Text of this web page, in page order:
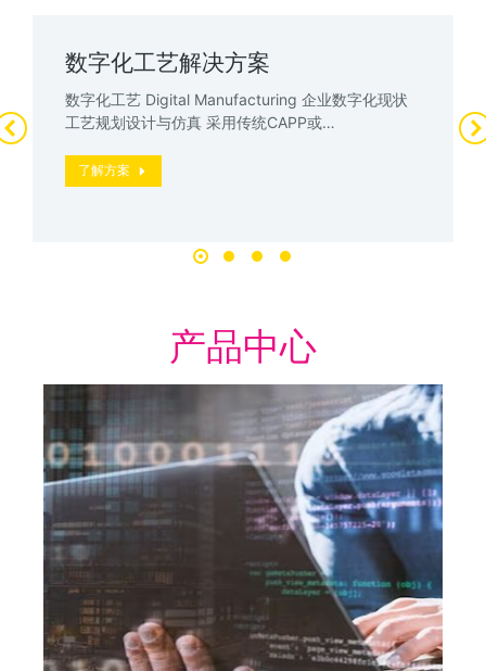
数字化工艺解决方案
数字化工艺 Digital Manufacturing 企业数字化现状
工艺规划设计与仿真 采用传统CAPP或…
了解方案
产品中心